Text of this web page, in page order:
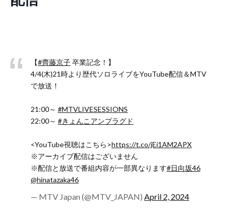
【#齊藤京子卒業記念！】
4/4(木)21時より歴代ソロライブをYouTube配信＆MTV
で放送！
21:00～ #MTVLIVESESSIONS
22:00～ #きょんこアンプラグド
<YouTube視聴はこちら>https://t.co/jEi1AM2APX
※アーカイブ配信はございません
※配信と放送で番組内容が一部異なります#日向坂46
@hinatazaka46
— MTV Japan (@MTV_JAPAN) April 2, 2024